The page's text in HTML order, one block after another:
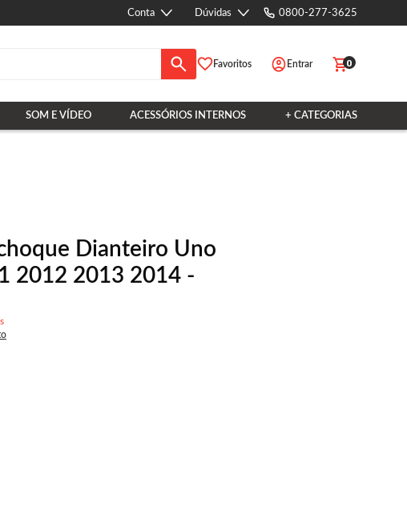
Conta Dúvidas 0800-277-3625
Favoritos Entrar 0
SOM E VÍDEO ACESSÓRIOS INTERNOS + CATEGORIAS
Dianteiro Uno
2012 2013 2014 -